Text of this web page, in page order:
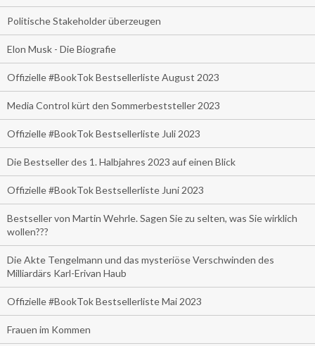
Politische Stakeholder überzeugen
Elon Musk - Die Biografie
Offizielle #BookTok Bestsellerliste August 2023
Media Control kürt den Sommerbeststeller 2023
Offizielle #BookTok Bestsellerliste Juli 2023
Die Bestseller des 1. Halbjahres 2023 auf einen Blick
Offizielle #BookTok Bestsellerliste Juni 2023
Bestseller von Martin Wehrle. Sagen Sie zu selten, was Sie wirklich
wollen???
Die Akte Tengelmann und das mysteriöse Verschwinden des
Milliardärs Karl-Erivan Haub
Offizielle #BookTok Bestsellerliste Mai 2023
Frauen im Kommen